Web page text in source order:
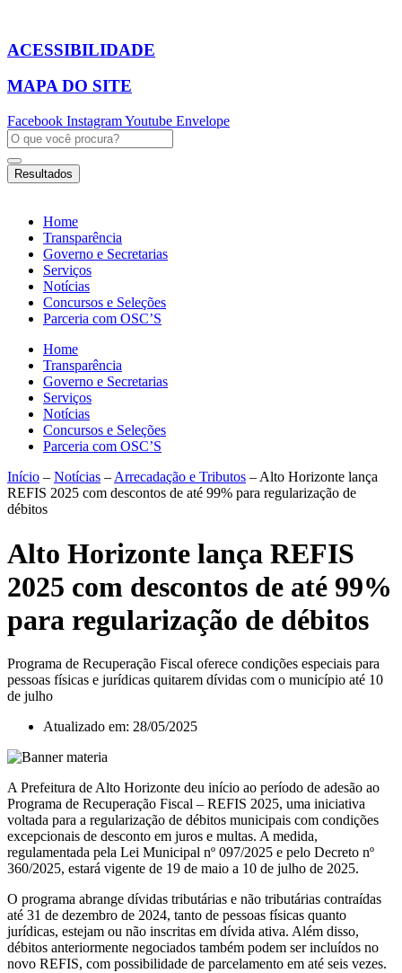
o
conteúdo
ACESSIBILIDADE
MAPA DO SITE
Facebook InstagramYoutube Envelope
Pesquisar
...
Resultados
Home
Transparência
Governo e Secretarias
Serviços
Notícias
Concursos e Seleções
Parceria com OSC’S
Home
Transparência
Governo e Secretarias
Serviços
Notícias
Concursos e Seleções
Parceria com OSC’S
Início – Notícias – Arrecadação e Tributos – Alto Horizonte lança
REFIS 2025 com descontos de até 99% para regularização de
débitos
Alto Horizonte lança REFIS
2025 com descontos de até 99%
para regularização de débitos
Programa de Recuperação Fiscal oferece condições especiais para
pessoas físicas e jurídicas quitarem dívidas com o município até 10
de julho
Atualizado em: 28/05/2025
A Prefeitura de Alto Horizonte deu início ao período de adesão ao
Programa de Recuperação Fiscal – REFIS 2025, uma iniciativa
voltada para a regularização de débitos municipais com condições
excepcionais de desconto em juros e multas. A medida,
regulamentada pela Lei Municipal nº 097/2025 e pelo Decreto nº
360/2025, estará vigente de 19 de maio a 10 de julho de 2025.
O programa abrange dívidas tributárias e não tributárias contraídas
até 31 de dezembro de 2024, tanto de pessoas físicas quanto
jurídicas, estejam ou não inscritas em dívida ativa. Além disso,
débitos anteriormente negociados também podem ser incluídos no
novo REFIS, com possibilidade de parcelamento em até seis vezes.